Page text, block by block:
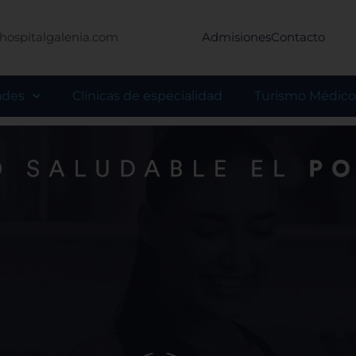
AdmisionesContacto
Clínicas de especialidad Turismo Médico